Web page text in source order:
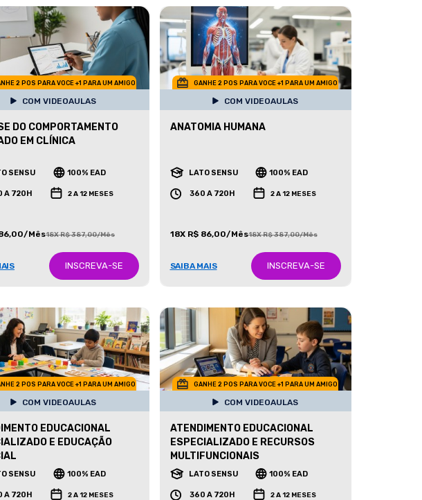
2 POS PARA VOCE +1 PARA UM AMIGO
COM VIDEOAULAS
DO COMPORTAMENTO
EM CLÍNICA
SENSU 100% EAD
A 720H 2 A 12 MESES
Mês18X R$ 387,00/Mês
INSCREVA-SE
GANHE 2 POS PARA VOCE +1 PARA UM AMIGO
COM VIDEOAULAS
ANATOMIA HUMANA
LATO SENSU 100% EAD
360 A 720H 2 A 12 MESES
18X R$ 86,00/Mês18X R$ 387,00/Mês
SAIBA MAIS INSCREVA-SE
2 POS PARA VOCE +1 PARA UM AMIGO
COM VIDEOAULAS
EDUCACIONAL
E EDUCAÇÃO
SENSU 100% EAD
A 720H 2 A 12 MESES
GANHE 2 POS PARA VOCE +1 PARA UM AMIGO
COM VIDEOAULAS
ATENDIMENTO EDUCACIONAL
ESPECIALIZADO E RECURSOS
MULTIFUNCIONAIS
LATO SENSU 100% EAD
360 A 720H 2 A 12 MESES